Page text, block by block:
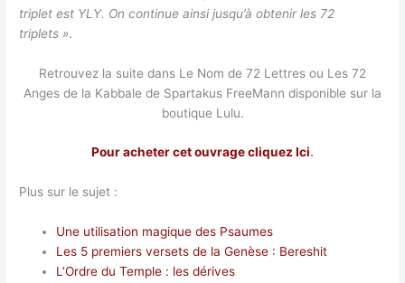
triplet est YLY. On continue ainsi jusqu’à obtenir les 72
triplets ».
Retrouvez la suite dans Le Nom de 72 Lettres ou Les 72
Anges de la Kabbale de Spartakus FreeMann disponible sur la
boutique Lulu.
Pour acheter cet ouvragecliquez Ici.
Plus sur le sujet :
Une utilisation magique des Psaumes
Les 5 premiers versets de la Genèse : Bereshit
L’Ordre du Temple : les dérives